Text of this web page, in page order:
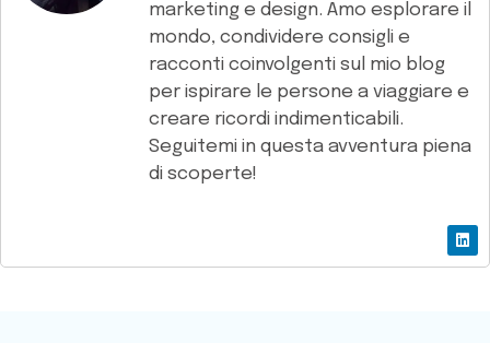
marketing e design. Amo esplorare il
mondo, condividere consigli e
racconti coinvolgenti sul mio blog
per ispirare le persone a viaggiare e
creare ricordi indimenticabili.
Seguitemi in questa avventura piena
di scoperte!